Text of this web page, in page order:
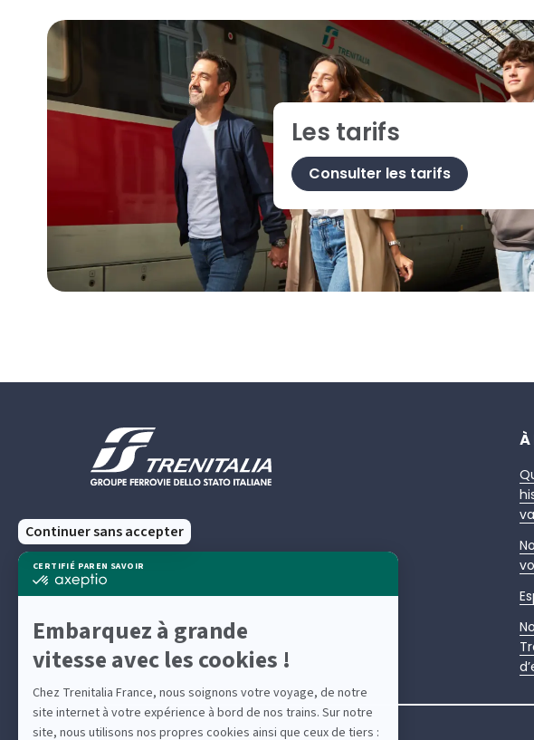
Les tarifs
Consulter les tarifs
À